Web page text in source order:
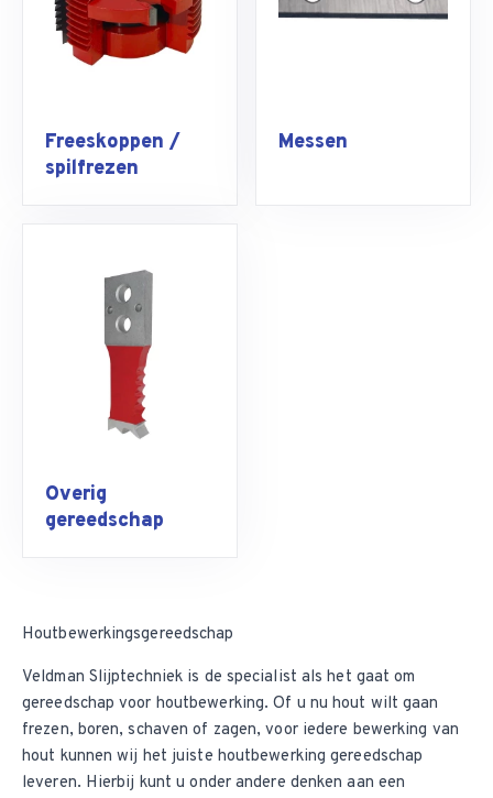
Freeskoppen /
spilfrezen
Messen
Overig
gereedschap
Houtbewerkingsgereedschap
Veldman Slijptechniek is de specialist als het gaat om
gereedschap voor houtbewerking. Of u nu hout wilt gaan
frezen, boren, schaven of zagen, voor iedere bewerking van
hout kunnen wij het juiste houtbewerking gereedschap
leveren. Hierbij kunt u onder andere denken aan een